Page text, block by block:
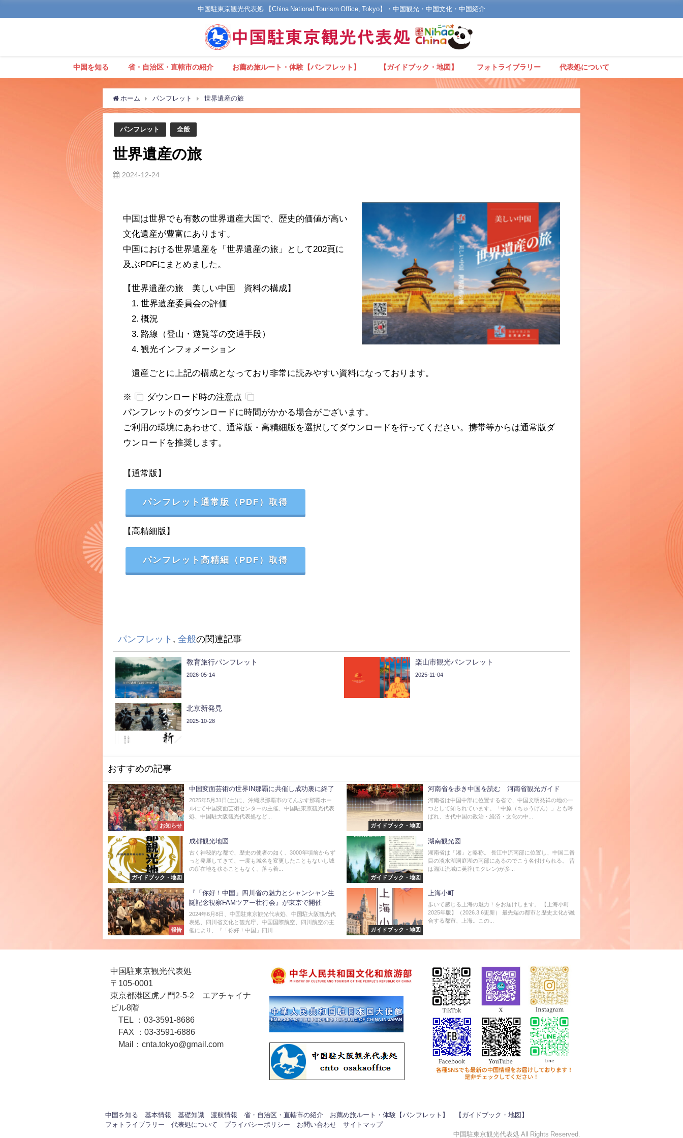
中国駐東京観光代表処 【China National Tourism Office, Tokyo】・中国観光・中国文化・中国紹介
中国を知る 省・自治区・直轄市の紹介 お薦め旅ルート・体験【パンフレット】 【ガイドブック・地図】 フォトライブラリー 代表処について
ホーム パンフレット 世界遺産の旅
パンフレット 全般
世界遺産の旅
2024-12-24
中国は世界でも有数の世界遺産大国で、歴史的価値が高い
文化遺産が豊富にあります。
中国における世界遺産を「世界遺産の旅」として202頁に
及ぶPDFにまとめました。
【世界遺産の旅 美しい中国 資料の構成】
1. 世界遺産委員会の評価
2. 概況
3. 路線（登山・遊覧等の交通手段）
4. 観光インフォメーション
遺産ごとに上記の構成となっており非常に読みやすい資料になっております。
※
ダウンロード時の注意点
パンフレットのダウンロードに時間がかかる場合がございます。
ご利用の環境にあわせて、通常版・高精細版を選択してダウンロードを行ってください。携帯等からは通常版ダ
ウンロードを推奨します。
【通常版】
パンフレット通常版（PDF）取得
【高精細版】
パンフレット高精細（PDF）取得
パンフレット , 全般の関連記事
教育旅行パンフレット
2026-05-14
楽山市観光パンフレット
2025-11-04
北京新発見
2025-10-28
おすすめの記事
お知らせ
中国変面芸術の世界IN那覇に共催し成功裏に終了
2025年5月31日(土)に、沖縄県那覇市のてんぶす那覇ホー
ルにて中国変面芸術センターの主催、中国駐東京観光代表
処、中国駐大阪観光代表処など...
ガイドブック・地図
河南省を歩き中国を読む 河南省観光ガイド
河南省は中国中部に位置する省で、中国文明発祥の地の一
つとして知られています。「中原（ちゅうげん）」とも呼
ばれ、古代中国の政治・経済・文化の中...
ガイドブック・地図
成都観光地図
古く神秘的な都で、歴史の使者の如く、3000年頃前からず
っと発展してきて、一度も城名を変更したこともないし城
の所在地を移ることもなく、落ち着...
ガイドブック・地図
湖南観光図
湖南省は「湘」と略称。 長江中流南部に位置し、中国二番
目の淡水湖洞庭湖の南部にあるのでこう名付けられる。 昔
は湘江流域に芙蓉(モクレン)が多...
報告
『「你好！中国」四川省の魅力とシャンシャン生
誕記念視察FAMツアー壮行会』が東京で開催
2024年6月8日、中国駐東京観光代表処、中国駐大阪観光代
表処、四川省文化と観光庁、中国国際航空、四川航空の主
催により、『「你好！中国」四川...
ガイドブック・地図
上海小町
歩いて感じる上海の魅力！をお届けします。 【上海小町
2025年版】（2026.3.6更新） 最先端の都市と歴史文化が融
合する都市、上海。この...
中国駐東京観光代表処
〒105-0001
東京都港区虎ノ門2-5-2 エアチャイナ
ビル8階
TEL ：03-3591-8686
FAX ：03-3591-6886
Mail：cnta.tokyo@gmail.com
中国を知る 基本情報 基礎知識 渡航情報 省・自治区・直轄市の紹介 お薦め旅ルート・体験【パンフレット】
【ガイドブック・地図】
フォトライブラリー
代表処について プライバシーポリシー お問い合わせ
サイトマップ
中国駐東京観光代表処 All Rights Reserved.